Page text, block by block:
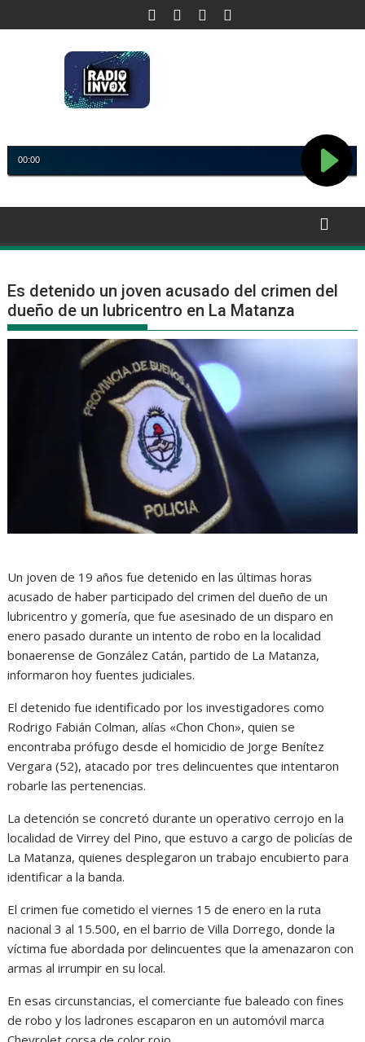
al
Es detenido un joven acusado del crimen del
dueño de un lubricentro en La Matanza
Un joven de 19 años fue detenido en las últimas horas
acusado de haber participado del crimen del dueño de un
lubricentro y gomería, que fue asesinado de un disparo en
enero pasado durante un intento de robo en la localidad
bonaerense de González Catán, partido de La Matanza,
informaron hoy fuentes judiciales.
El detenido fue identificado por los investigadores como
Rodrigo Fabián Colman, alías «Chon Chon», quien se
encontraba prófugo desde el homicidio de Jorge Benítez
Vergara (52), atacado por tres delincuentes que intentaron
robarle las pertenencias.
La detención se concretó durante un operativo cerrojo en la
localidad de Virrey del Pino, que estuvo a cargo de policías de
La Matanza, quienes desplegaron un trabajo encubierto para
identificar a la banda.
El crimen fue cometido el viernes 15 de enero en la ruta
nacional 3 al 15.500, en el barrio de Villa Dorrego, donde la
víctima fue abordada por delincuentes que la amenazaron con
armas al irrumpir en su local.
En esas circunstancias, el comerciante fue baleado con fines
de robo y los ladrones escaparon en un automóvil marca